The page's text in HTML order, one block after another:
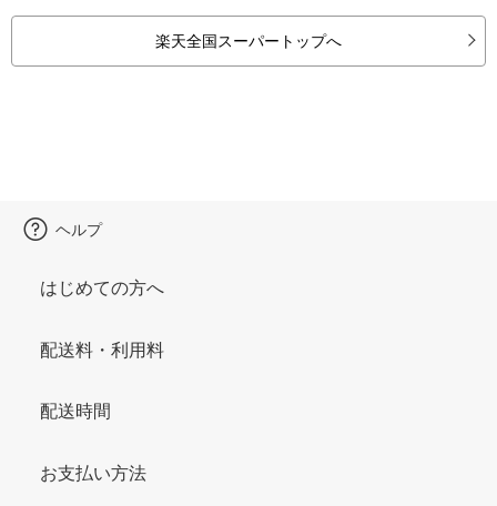
楽天全国スーパートップへ
ヘルプ
はじめての方へ
配送料・利用料
配送時間
お支払い方法